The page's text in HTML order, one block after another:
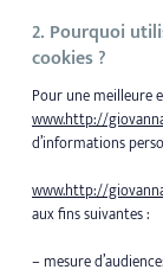
2. Pourquoi
cookies ?
Pour une meilleure
www.http://
d’informations
www.http://
aux fins suivantes :
– mesure